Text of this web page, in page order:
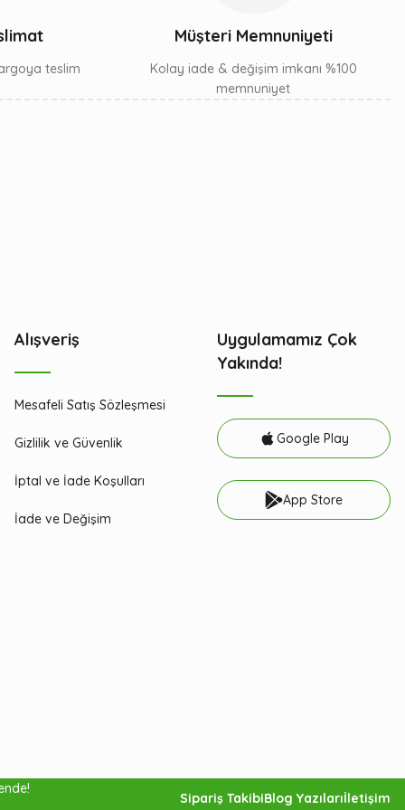
Gelince Haber Ver
teslim
Müşteri Memnuniyeti
Kolay iade & değişim imkanı %100
memnuniyet
Alışveriş
Mesafeli Satış Sözleşmesi
Gizlilik ve Güvenlik
İptal ve İade Koşulları
İade ve Değişim
Uygulamamız Çok
Yakında!
Google Play
App Store
Sipariş TakibiBlog Yazılarıİletişim